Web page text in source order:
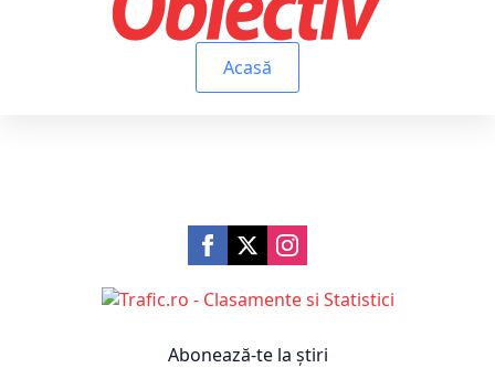
Acasă
Abonează-te la știri